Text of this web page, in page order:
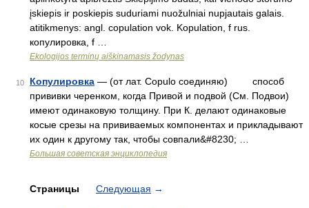
įskiepis ir poskiepis suduriami nuožulniai nupjautais galais.
atitikmenys: angl. copulation vok. Kopulation, f rus.
копулировка, f …
Ekologijos terminų aiškinamasis žodynas
10 Копулировка — (от лат. Copulo соединяю) способ
прививки черенком, когда Привой и подвой (См. Подвои)
имеют одинаковую толщину. При К. делают одинаковые
косые срезы на прививаемых компонентах и прикладывают
их один к другому так, чтобы совпали&#8230; …
Большая советская энциклопедия
Страницы Следующая →